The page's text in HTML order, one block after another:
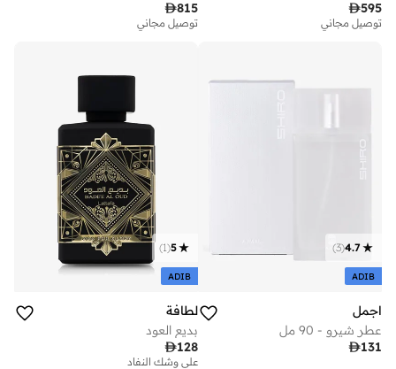
595
توصيل مجاني
815
توصيل مجاني
4.7
(
3
)
ADIB
اجمل
عطر شيرو - 90 مل
131
5
(
1
)
ADIB
لطافة
بديع العود
128
على وشك النفاد